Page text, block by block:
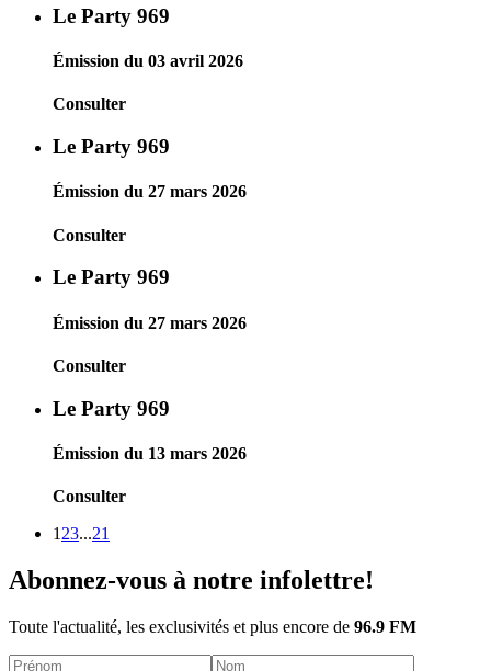
Le Party 969
Émission du 03 avril 2026
Consulter
Le Party 969
Émission du 27 mars 2026
Consulter
Le Party 969
Émission du 27 mars 2026
Consulter
Le Party 969
Émission du 13 mars 2026
Consulter
1 23...21
Abonnez-vous à notre infolettre!
Toute l'actualité, les exclusivités et plus encore de 96.9 FM